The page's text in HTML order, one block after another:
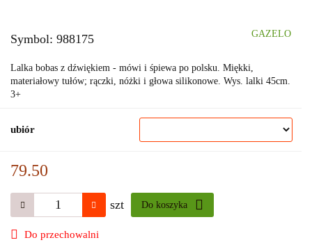
Symbol: 988175 GAZELO
Lalka bobas z dźwiękiem - mówi i śpiewa po polsku. Miękki,
materiałowy tułów; rączki, nóżki i głowa silikonowe. Wys. lalki 45cm.
3+
ubiór
79.50
szt Do koszyka
Do przechowalni